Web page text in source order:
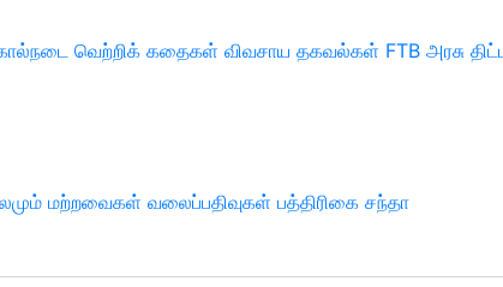
வெற்றிக் கதைகள் விவசாய தகவல்கள் FTB அரசு
மற்றவைகள் வலைப்பதிவுகள் பத்திரிகை சந்தா